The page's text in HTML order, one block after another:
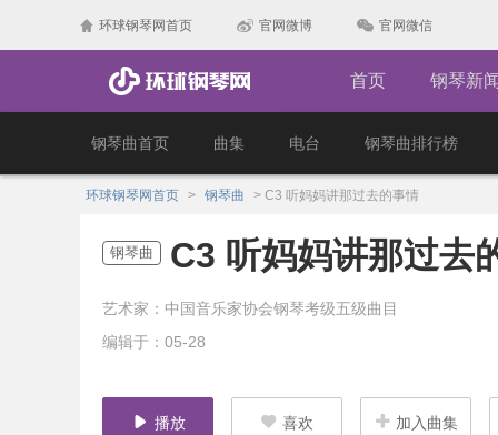
环球钢琴网首页 官网微博 官网微信
首页 钢琴新闻
钢琴曲首页 曲集 电台 钢琴曲排行榜
环球钢琴网首页 > 钢琴曲 > C3 听妈妈讲那过去的事情
钢琴曲 C3 听妈妈讲那过去
艺术家：中国音乐家协会钢琴考级五级曲目
编辑于：05-28
播放 喜欢 加入曲集